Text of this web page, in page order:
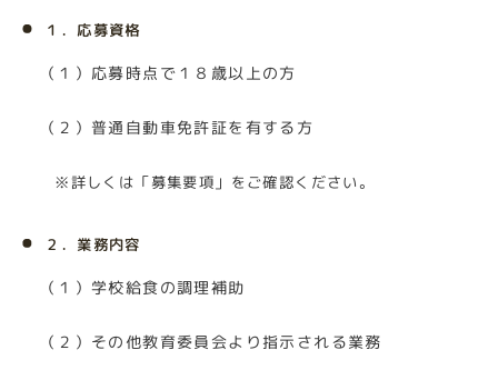
１．応募資格
（１）応募時点で１８歳以上の方
（２）普通自動車免許証を有する方
※詳しくは「募集要項」をご確認ください。
２．業務内容
（１）学校給食の調理補助
（２）その他教育委員会より指示される業務